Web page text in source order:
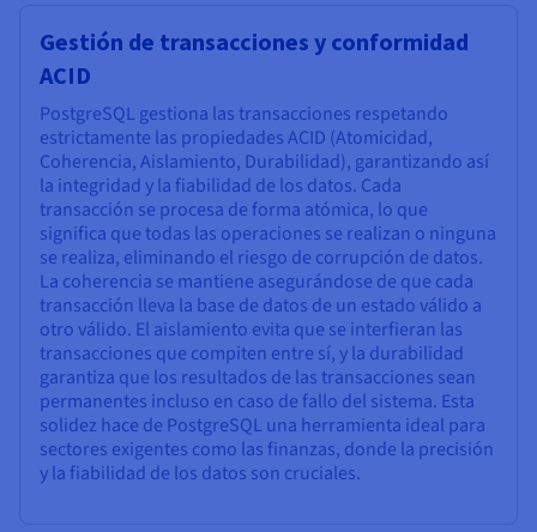
Gestión de transacciones y conformidad
ACID
PostgreSQL gestiona las transacciones respetando
estrictamente las propiedades ACID (Atomicidad,
Coherencia, Aislamiento, Durabilidad), garantizando así
la integridad y la fiabilidad de los datos. Cada
transacción se procesa de forma atómica, lo que
significa que todas las operaciones se realizan o ninguna
se realiza, eliminando el riesgo de corrupción de datos.
La coherencia se mantiene asegurándose de que cada
transacción lleva la base de datos de un estado válido a
otro válido. El aislamiento evita que se interfieran las
transacciones que compiten entre sí, y la durabilidad
garantiza que los resultados de las transacciones sean
permanentes incluso en caso de fallo del sistema. Esta
solidez hace de PostgreSQL una herramienta ideal para
sectores exigentes como las finanzas, donde la precisión
y la fiabilidad de los datos son cruciales.